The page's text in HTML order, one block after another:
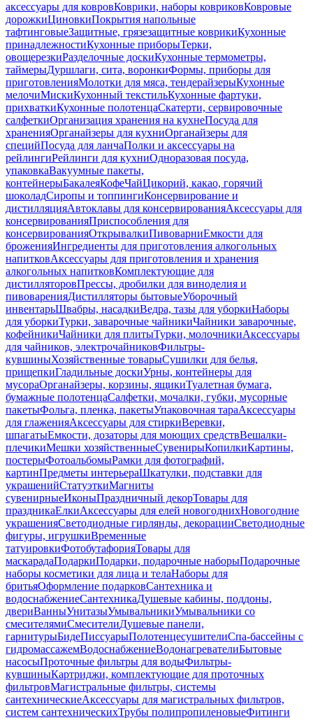
аксессуары для ковровКоврики, наборы ковриковКовровые
дорожкиЦиновкиПокрытия напольные
тафтинговыеЗащитные, грязезащитные коврикиКухонные
принадлежностиКухонные приборыТерки,
овощерезкиРазделочные доскиКухонные термометры,
таймерыДуршлаги, сита, воронкиФормы, приборы для
приготовленияМолотки для мяса, тендерайзерыКухонные
мелочиМискиКухонный текстильКухонные фартуки,
прихваткиКухонные полотенцаСкатерти, сервировочные
салфеткиОрганизация хранения на кухнеПосуда для
храненияОрганайзеры для кухниОрганайзеры для
специйПосуда для ланчаПолки и аксессуары на
рейлингиРейлинги для кухниОдноразовая посуда,
упаковкаВакуумные пакеты,
контейнерыБакалеяКофеЧайЦикорий, какао, горячий
шоколадСиропы и топпингиКонсервирование и
дистилляцияАвтоклавы для консервированияАксессуары для
консервированияПриспособления для
консервированияОткрывалкиПивоварниЕмкости для
броженияИнгредиенты для приготовления алкогольных
напитковАксессуары для приготовления и хранения
алкогольных напитковКомплектующие для
дистилляторовПрессы, дробилки для виноделия и
пивоваренияДистилляторы бытовыеУборочный
инвентарьШвабры, насадкиВедра, тазы для уборкиНаборы
для уборкиТурки, заварочные чайникиЧайники заварочные,
кофейникиЧайники для плитыТурки, молочникиАксессуары
для чайников, электрочайниковФильтры-
кувшиныХозяйственные товарыСушилки для белья,
прищепкиГладильные доскиУрны, контейнеры для
мусораОрганайзеры, корзины, ящикиТуалетная бумага,
бумажные полотенцаСалфетки, мочалки, губки, мусорные
пакетыФольга, пленка, пакетыУпаковочная тараАксессуары
для глаженияАксессуары для стиркиВеревки,
шпагатыЕмкости, дозаторы для моющих средствВешалки-
плечикиМешки хозяйственныеСувенирыКопилкиКартины,
постерыФотоальбомыРамки для фотографий,
картинПредметы интерьераШкатулки, подставки для
украшенийСтатуэткиМагниты
сувенирныеИконыПраздничный декорТовары для
праздникаЕлкиАксессуары для елей новогоднихНовогодние
украшенияСветодиодные гирлянды, декорацииСветодиодные
фигуры, игрушкиВременные
татуировкиФотобутафорияТовары для
маскарадаПодаркиПодарки, подарочные наборыПодарочные
наборы косметики для лица и телаНаборы для
бритьяОформление подарковСантехника и
водоснабжениеСантехникаДушевые кабины, поддоны,
двериВанныУнитазыУмывальникиУмывальники со
смесителямиСмесителиДушевые панели,
гарнитурыБидеПиссуарыПолотенцесушителиСпа-бассейны с
гидромассажемВодоснабжениеВодонагревателиБытовые
насосыПроточные фильтры для водыФильтры-
кувшиныКартриджи, комплектующие для проточных
фильтровМагистральные фильтры, системы
сантехническиеАксессуары для магистральных фильтров,
систем сантехническихТрубы полипропиленовыеФитинги